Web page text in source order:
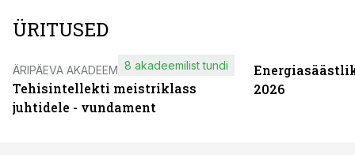
ÜRITUSED
ÄRIPÄEVA AKADEEMIA
Tehisintellekti meistriklass
juhtidele - vundament
8 akadeemilist tundi
2026